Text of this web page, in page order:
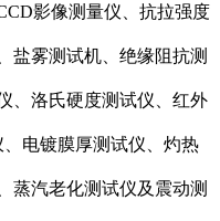
影像测量仪、抗拉强度
盐雾测试机、绝缘阻抗测
、洛氏硬度测试仪、红外
电镀膜厚测试仪、灼热
蒸汽老化测试仪及震动测